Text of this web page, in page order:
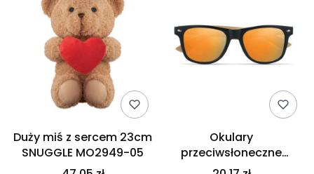
Duży miś z sercem 23cm
SNUGGLE MO2949-05
Okulary
przeciwsłoneczne
CALIFORNIA TOUCH